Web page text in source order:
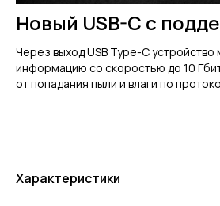
Новый USB-C с
Через выход USB Type-C
информацию со скоростью до 10
от попадания пыли и влаги по
Характеристики